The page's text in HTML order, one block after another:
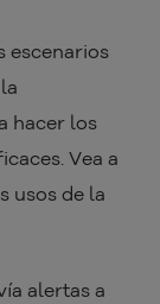
escenarios
hacer los
Vea a
usos de la
alertas a